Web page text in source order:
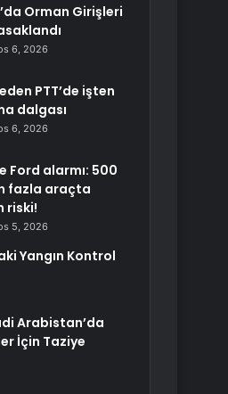
Orman Girişleri
6, 2026
PTT’de işten
dalgası
6, 2026
Ford alarmı: 500
fazla araçta
riski!
5, 2026
Yangın Kontrol
Arabistan’da
İçin Taziye